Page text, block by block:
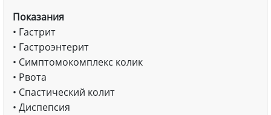
Показания
• Гастрит
• Гастроэнтерит
• Симптомокомплекс колик
• Рвота
• Спастический колит
• Диспепсия